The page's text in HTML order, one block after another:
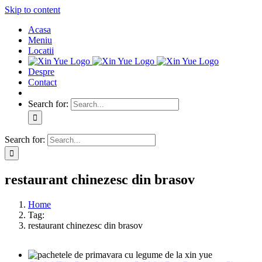
Skip to content
Acasa
Meniu
Locatii
Despre
Contact
Search for:
Search for:
restaurant chinezesc din brasov
Home
Tag:
restaurant chinezesc din brasov